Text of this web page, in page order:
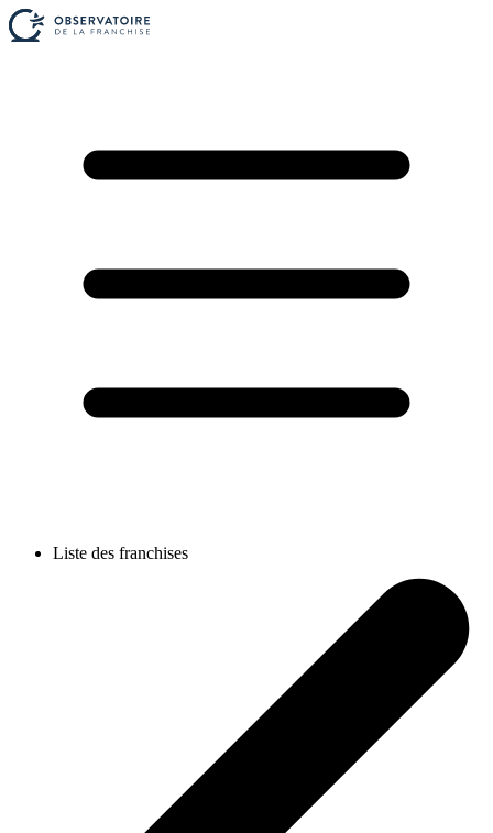
Liste des franchises